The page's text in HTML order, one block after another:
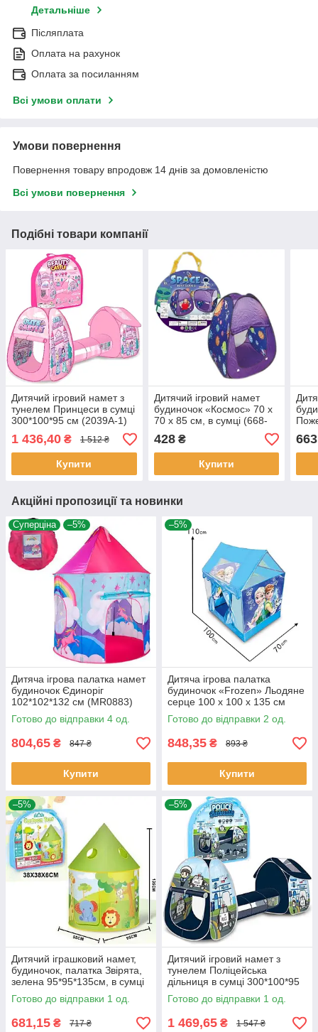
Детальніше
Післяплата
Оплата на рахунок
Оплата за посиланням
Всі умови оплати
Умови повернення
Повернення товару впродовж 14 днів за домовленістю
Всі умови повернення
Подібні товари компанії
Дитячий ігровий намет з
тунелем Принцеси в сумці
300*100*95 см (2039A-1)
1 436,40 ₴ 1 512 ₴
Купити
Дитячий ігровий намет
будиночок «Космос» 70 х
70 х 85 см, в сумці (668-
47)
428₴
Купити
663
Акційні пропозиції та новинки
Суперціна –5%
Дитяча ігрова палатка намет
будиночок Єдиноріг
102*102*132 см (MR0883)
Готово до відправки 4 од.
804,65 ₴ 847 ₴
Купити
–5%
Дитяча ігрова палатка
будиночок «Frozen» Льодяне
серце 100 х 100 х 135 см
(8022FZ-B)
Готово до відправки 2 од.
848,35 ₴ 893 ₴
Купити
–5%
Дитячий іграшковий намет,
будиночок, палатка Звірята,
зелена 95*95*135см, в сумці
(2030 BB-1)
Готово до відправки 1 од.
681,15 ₴ 717 ₴
–5%
Дитячий ігровий намет з
тунелем Поліцейська
дільниця в сумці 300*100*95
см (2051A-1)
Готово до відправки 1 од.
1 469,65 ₴ 1 547 ₴